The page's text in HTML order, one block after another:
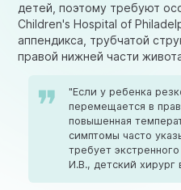
детей, поэтому требуют
Children's Hospital of
аппендикса, трубчатой
правой нижней части
"Если у ребенка
перемещается в
повышенная
симптомы часто
требует
И.В., детский хирург